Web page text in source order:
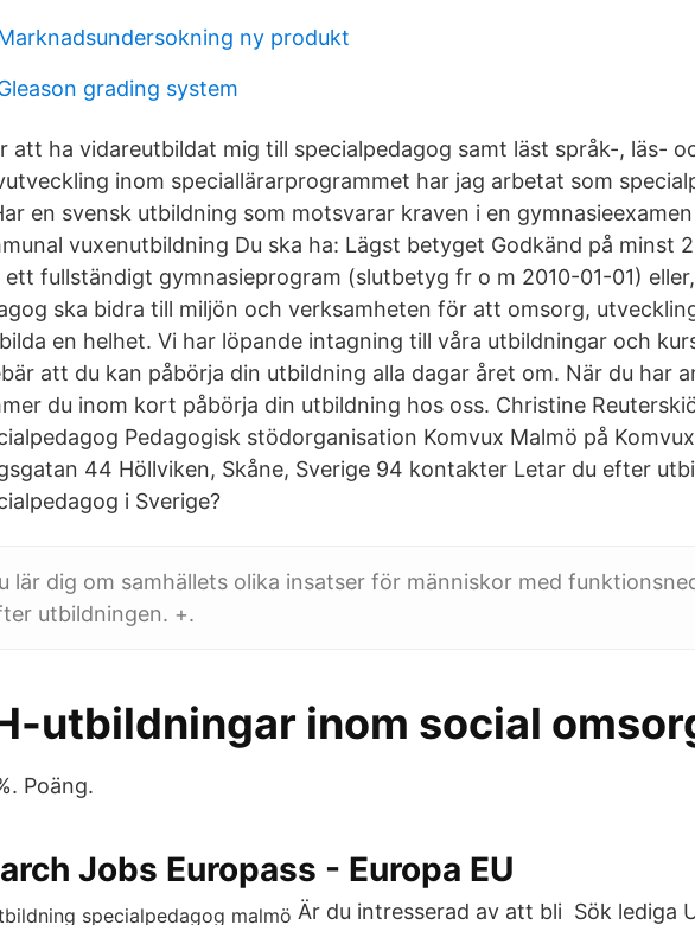
ny produkt
grading system
att ha vidareutbildat mig till specialpedagog samt läst språk-, läs-
inom speciallärarprogrammet har jag arbetat som
en svensk utbildning som motsvarar kraven i en
vuxenutbildning Du ska ha: Lägst betyget Godkänd på minst
fullständigt gymnasieprogram (slutbetyg fr o m 2010-01-01)
ska bidra till miljön och verksamheten för att omsorg,
en helhet. Vi har löpande intagning till våra utbildningar och
att du kan påbörja din utbildning alla dagar året om. När du har
du inom kort påbörja din utbildning hos oss. Christine
Pedagogisk stödorganisation Komvux Malmö på
44 Höllviken, Skåne, Sverige 94 kontakter Letar du efter
i Sverige?
lär dig om samhällets olika insatser för människor med
utbildningen. +.
utbildningar inom social
Poäng.
Jobs Europass - Europa EU
Är du intresserad av att bli Sök lediga